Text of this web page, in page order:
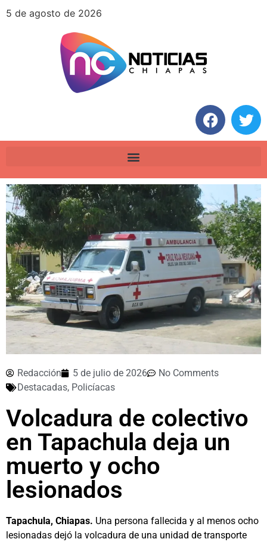
5 de agosto de 2026
Redacción 5 de julio de 2026
No Comments
Destacadas, Policíacas
Volcadura de colectivo
en Tapachula deja un
muerto y ocho
lesionados
Tapachula, Chiapas. Una persona fallecida y al menos ocho
lesionadas dejó la volcadura de una unidad de transporte